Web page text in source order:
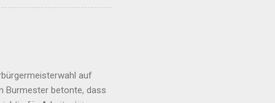
Luftverschmutzung
sich aus
Fluggesellschaften
auf
Burmester betonte, dass